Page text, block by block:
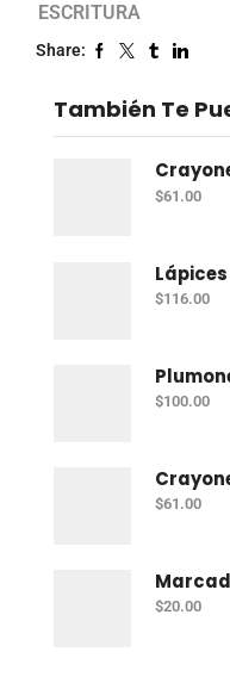
ESCRITURA
Share:
También Te
$61.00
$116.00
$100.00
$61.00
$20.00